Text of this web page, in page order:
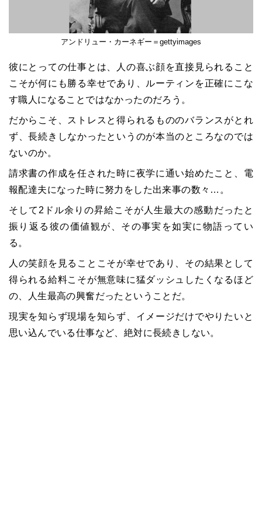
アンドリュー・カーネギー＝gettyimages
彼にとっての仕事とは、人の喜ぶ顔を直接見られること
こそが何にも勝る幸せであり、ルーティンを正確にこな
す職人になることではなかったのだろう。
だからこそ、ストレスと得られるもののバランスがとれ
ず、長続きしなかったというのが本当のところなのでは
ないのか。
請求書の作成を任された時に夜学に通い始めたこと、電
報配達夫になった時に努力をした出来事の数々…。
そして2ドル余りの昇給こそが人生最大の感動だったと
振り返る彼の価値観が、その事実を如実に物語ってい
る。
人の笑顔を見ることこそが幸せであり、その結果として
得られる給料こそが無意味に猛ダッシュしたくなるほど
の、人生最高の興奮だったということだ。
現実を知らず現場を知らず、イメージだけでやりたいと
思い込んでいる仕事など、絶対に長続きしない。